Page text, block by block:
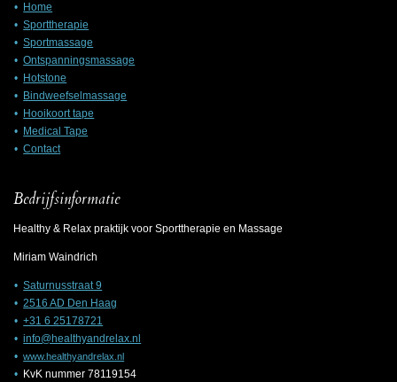
Home
Sporttherapie
Sportmassage
Ontspanningsmassage
Hotstone
Bindweefselmassage
Hooikoort tape
Medical Tape
Contact
Bedrijfsinformatie
Healthy & Relax praktijk voor Sporttherapie en Massage
Miriam Waindrich
Saturnusstraat 9
2516 AD Den Haag
+31 6 25178721
info@healthyandrelax.nl
www.healthyandrelax.nl
KvK nummer 78119154